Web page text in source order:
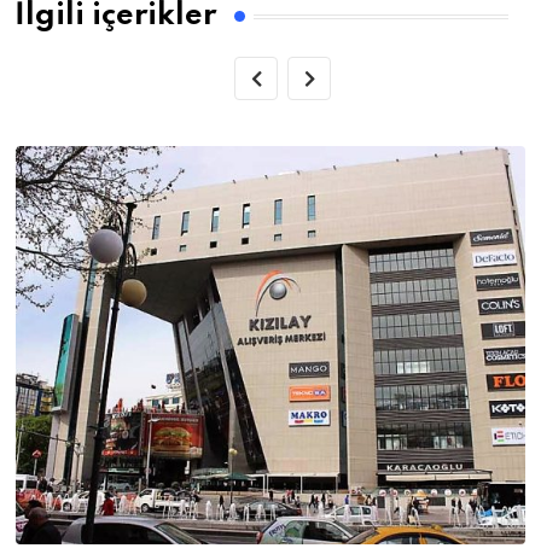
İlgili içerikler